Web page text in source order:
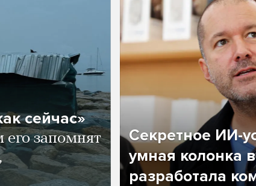
сейчас»
запомнят
Секретное ИИ-
умная колонка
разработала